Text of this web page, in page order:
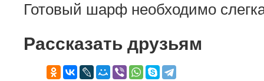
Готовый шарф необходимо
Рассказать друзьям